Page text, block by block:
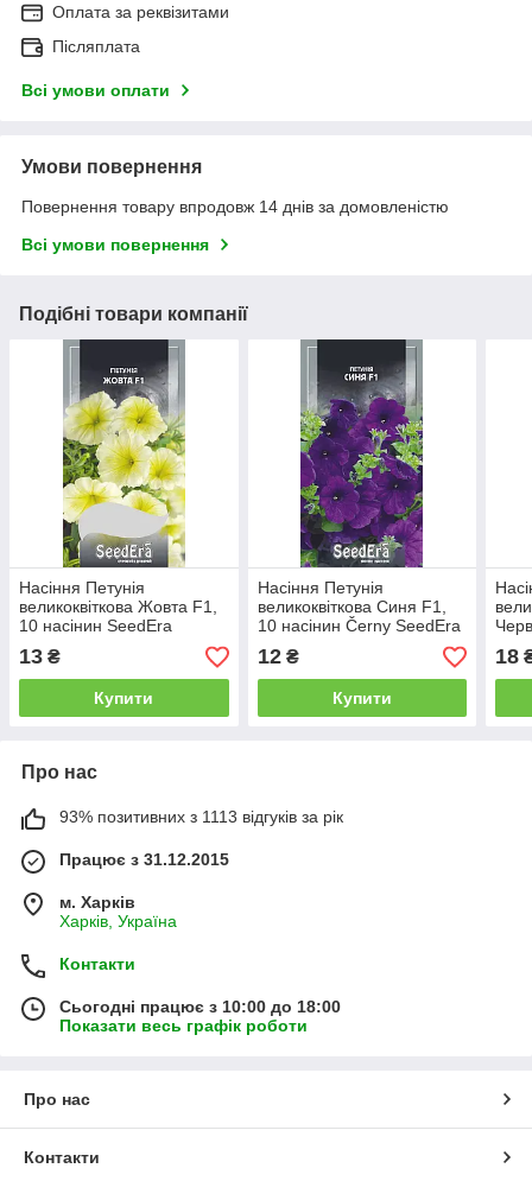
Оплата за реквізитами
Післяплата
Всі умови оплати
Умови повернення
Повернення товару впродовж 14 днів за домовленістю
Всі умови повернення
Подібні товари компанії
Насіння Петунія
великоквіткова Жовта F1,
10 насінин SeedEra
13 ₴
Купити
Насіння Петунія
великоквіткова Синя F1,
10 насінин Černy SeedEra
12₴
Купити
18
Про нас
93% позитивних з 1113 відгуків за рік
Працює з 31.12.2015
м. Харків
Харків, Україна
Контакти
Сьогодні працює з 10:00 до 18:00
Показати весь графік роботи
Про нас
Контакти